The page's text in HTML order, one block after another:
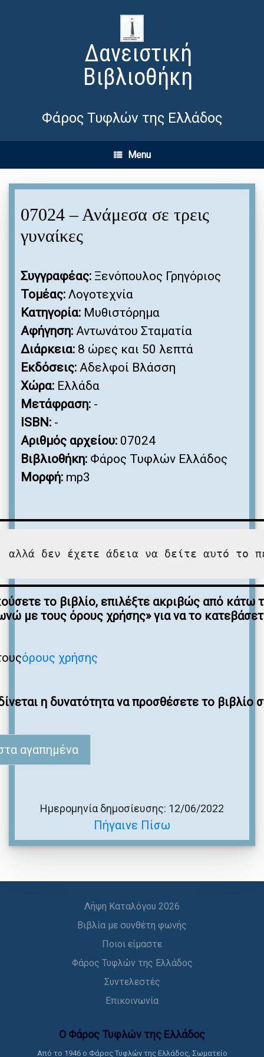
Δανειστική
Βιβλιοθήκη
Φάρος Τυφλών της Ελλάδος
Menu
07024 – Ανάμεσα σε τρεις
γυναίκες
Συγγραφέας: Ξενόπουλος Γρηγόριος
Τομέας: Λογοτεχνία
Κατηγορία: Μυθιστόρημα
Αφήγηση: Αντωνάτου Σταματία
Διάρκεια: 8 ώρες και 50 λεπτά
Εκδόσεις: Αδελφοί Βλάσση
Χώρα: Ελλάδα
Μετάφραση: -
ISBN: -
Αριθμός αρχείου: 07024
Βιβλιοθήκη: Φάρος Τυφλών Ελλάδος
Μορφή: mp3
αλλά δεν έχετε άδεια να δείτε αυτό το
το βιβλίο, επιλέξτε ακριβώς από κάτω
με τους όρους χρήσης» για να το
όρους χρήσης
η δυνατότητα να προσθέσετε το βιβλίο
αγαπημένα
Πήγαινε Πίσω
Ημερομηνία δημοσίευσης: 12/06/2022
Λήψη Καταλόγου 2026
Βιβλία με συνθέτη φωνής
Ποιοι είμαστε
Φάρος Τυφλών της Ελλάδος
Συντελεστές
Επικοινωνία
Ο Φάρος Τυφλών της Ελλάδoς
Από το 1946 ο Φάρος Τυφλών της Ελλάδος, Σωματείο